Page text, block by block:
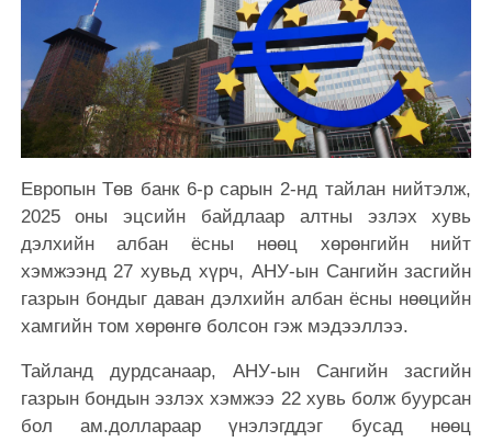
Европын Төв банк 6-р сарын 2-нд тайлан нийтэлж,
2025 оны эцсийн байдлаар алтны эзлэх хувь
дэлхийн албан ёсны нөөц хөрөнгийн нийт
хэмжээнд 27 хувьд хүрч, АНУ-ын Сангийн засгийн
газрын бондыг даван дэлхийн албан ёсны нөөцийн
хамгийн том хөрөнгө болсон гэж мэдээллээ.
Тайланд дурдсанаар, АНУ-ын Сангийн засгийн
газрын бондын эзлэх хэмжээ 22 хувь болж буурсан
бол ам.доллараар үнэлэгддэг бусад нөөц